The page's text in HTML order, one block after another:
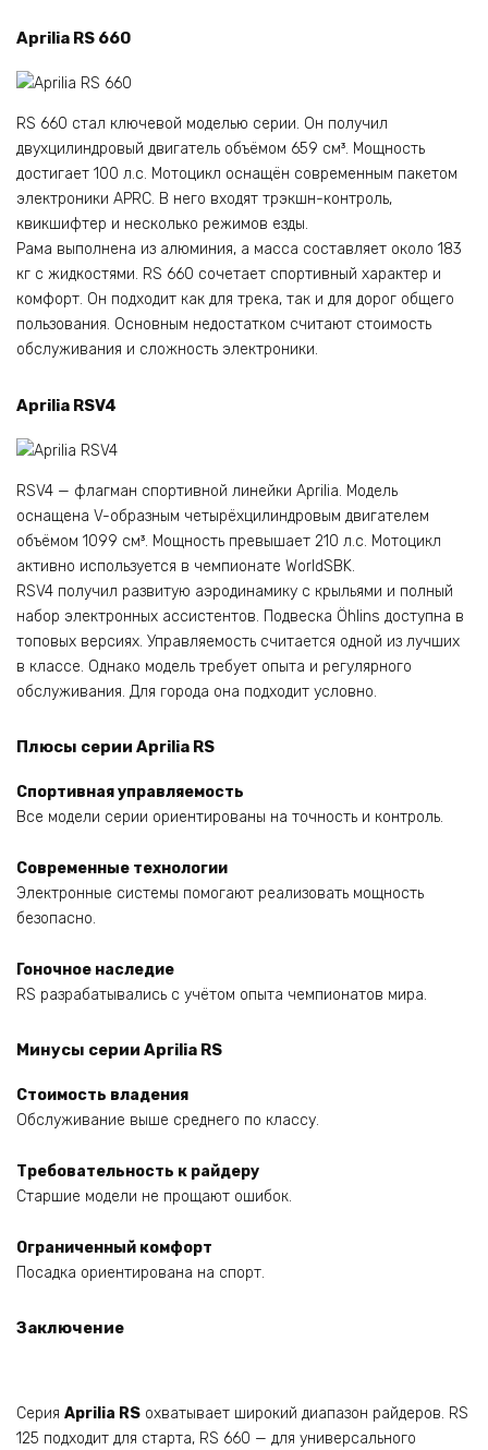
Aprilia RS 660
RS 660 стал ключевой моделью серии. Он получил
двухцилиндровый двигатель объёмом 659 см³. Мощность
достигает 100 л.с. Мотоцикл оснащён современным пакетом
электроники APRC. В него входят трэкшн-контроль,
квикшифтер и несколько режимов езды.
Рама выполнена из алюминия, а масса составляет около 183
кг с жидкостями. RS 660 сочетает спортивный характер и
комфорт. Он подходит как для трека, так и для дорог общего
пользования. Основным недостатком считают стоимость
обслуживания и сложность электроники.
Aprilia RSV4
RSV4 — флагман спортивной линейки Aprilia. Модель
оснащена V-образным четырёхцилиндровым двигателем
объёмом 1099 см³. Мощность превышает 210 л.с. Мотоцикл
активно используется в чемпионате WorldSBK.
RSV4 получил развитую аэродинамику с крыльями и полный
набор электронных ассистентов. Подвеска Öhlins доступна в
топовых версиях. Управляемость считается одной из лучших
в классе. Однако модель требует опыта и регулярного
обслуживания. Для города она подходит условно.
Плюсы серии Aprilia RS
Спортивная управляемость
Все модели серии ориентированы на точность и контроль.
Современные технологии
Электронные системы помогают реализовать мощность
безопасно.
Гоночное наследие
RS разрабатывались с учётом опыта чемпионатов мира.
Минусы серии Aprilia RS
Стоимость владения
Обслуживание выше среднего по классу.
Требовательность к райдеру
Старшие модели не прощают ошибок.
Ограниченный комфорт
Посадка ориентирована на спорт.
Заключение
Серия Aprilia RS охватывает широкий диапазон райдеров. RS
125 подходит для старта, RS 660 — для универсального